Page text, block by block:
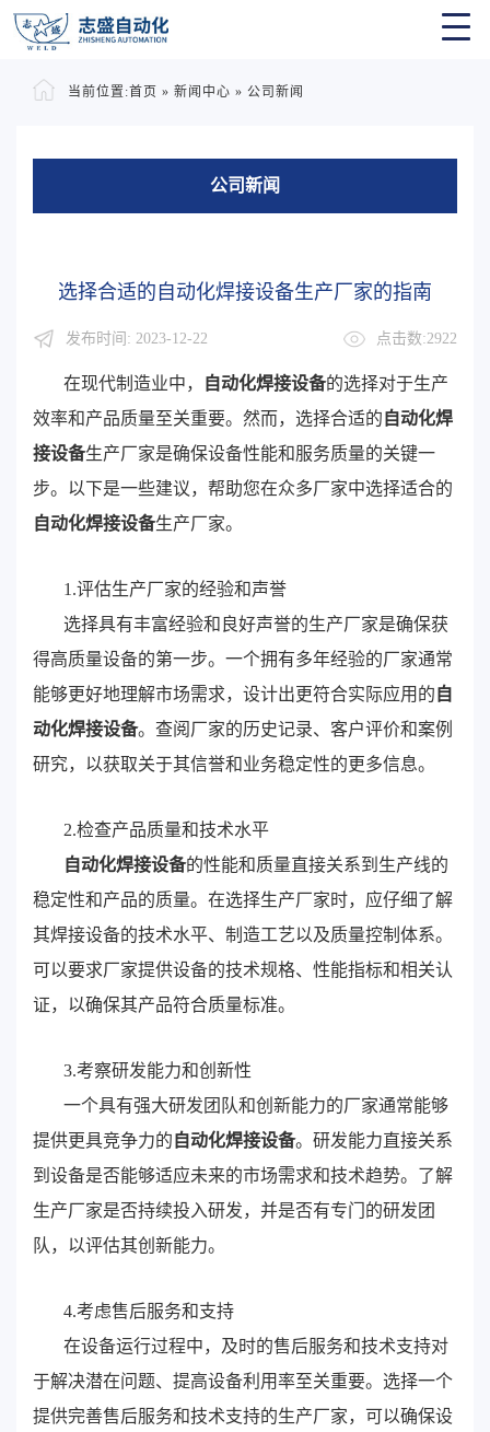
当前位置:首页 » 新闻中心 » 公司新闻
公司新闻
选择合适的自动化焊接设备生产厂家的指南
发布时间: 2023-12-22 点击数:2922
在现代制造业中， 自动化焊接设备的选择对于生产
效率和产品质量至关重要。然而，选择合适的 自动化焊
接设备生产厂家是确保设备性能和服务质量的关键一
步。以下是一些建议，帮助您在众多厂家中选择适合的
自动化焊接设备生产厂家。
1.评估生产厂家的经验和声誉
选择具有丰富经验和良好声誉的生产厂家是确保获
得高质量设备的第一步。一个拥有多年经验的厂家通常
能够更好地理解市场需求，设计出更符合实际应用的 自
动化焊接设备。查阅厂家的历史记录、客户评价和案例
研究，以获取关于其信誉和业务稳定性的更多信息。
2.检查产品质量和技术水平
自动化焊接设备的性能和质量直接关系到生产线的
稳定性和产品的质量。在选择生产厂家时，应仔细了解
其焊接设备的技术水平、制造工艺以及质量控制体系。
可以要求厂家提供设备的技术规格、性能指标和相关认
证，以确保其产品符合质量标准。
3.考察研发能力和创新性
一个具有强大研发团队和创新能力的厂家通常能够
提供更具竞争力的 自动化焊接设备。研发能力直接关系
到设备是否能够适应未来的市场需求和技术趋势。了解
生产厂家是否持续投入研发，并是否有专门的研发团
队，以评估其创新能力。
4.考虑售后服务和支持
在设备运行过程中，及时的售后服务和技术支持对
于解决潜在问题、提高设备利用率至关重要。选择一个
提供完善售后服务和技术支持的生产厂家，可以确保设